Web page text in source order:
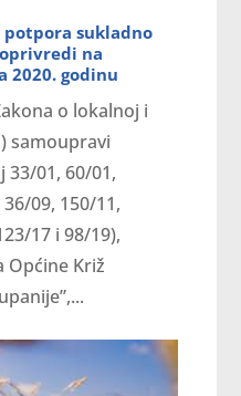
potpora sukladno
na
2020. godinu
o lokalnoj i
samoupravi
33/01, 60/01,
09, 150/11,
17 i 98/19),
Općine Križ